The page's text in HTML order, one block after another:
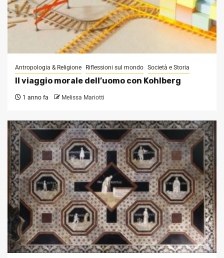
Antropologia & Religione Riflessioni sul mondo Società e Storia
Il viaggio morale dell’uomo con Kohlberg
1 anno fa Melissa Mariotti